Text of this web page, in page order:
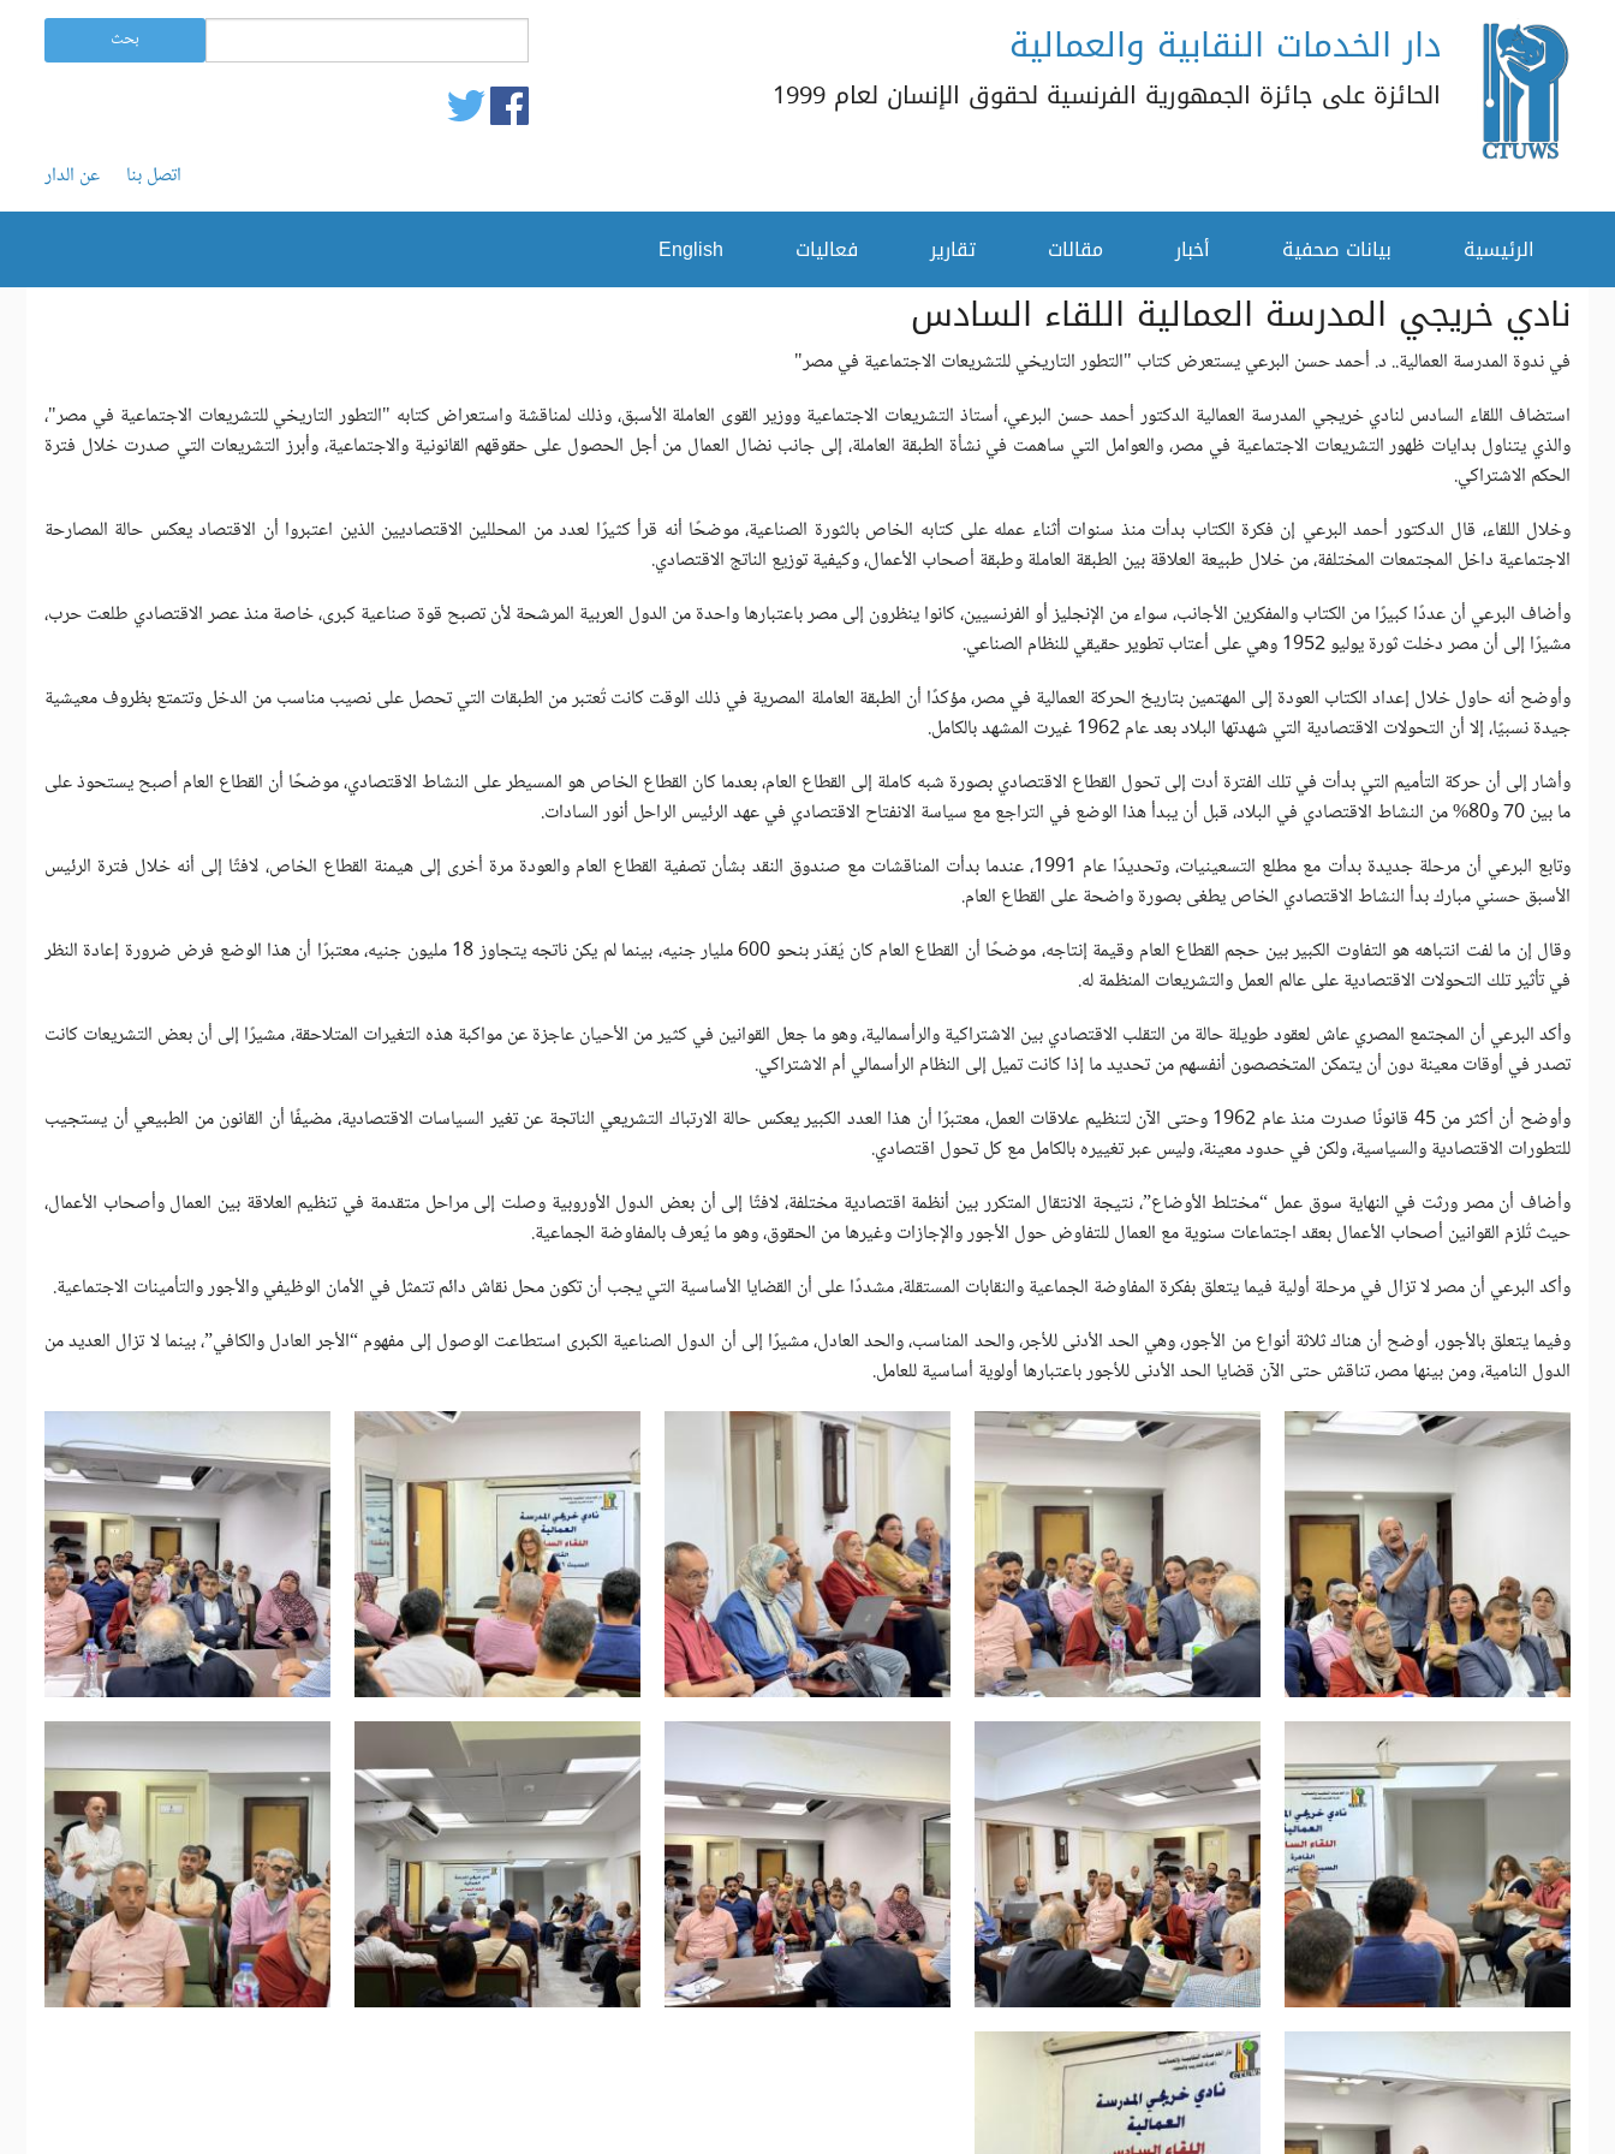
تجاوز إلى المحتوى الرئيسيدار الخدمات النقابية والعمالية
الحائزة على جائزة الجمهورية الفرنسية لحقوق الإنسان لعام 1999
بحث
اتصل بنا عن الدار
الرئيسية بيانات صحفية أخبار مقالات تقارير فعاليات English
نادي خريجي المدرسة العمالية اللقاء السادس
في ندوة المدرسة العمالية.. د. أحمد حسن البرعي يستعرض كتاب "التطور التاريخي للتشريعات الاجتماعية في مصر"
استضاف اللقاء السادس لنادي خريجي المدرسة العمالية الدكتور أحمد حسن البرعي، أستاذ التشريعات الاجتماعية ووزير القوى العاملة الأسبق، وذلك لمناقشة واستعراض كتابه "التطور التاريخي للتشريعات الاجتماعية في مصر"،
والذي يتناول بدايات ظهور التشريعات الاجتماعية في مصر، والعوامل التي ساهمت في نشأة الطبقة العاملة، إلى جانب نضال العمال من أجل الحصول على حقوقهم القانونية والاجتماعية، وأبرز التشريعات التي صدرت خلال فترة
الحكم الاشتراكي.
وخلال اللقاء، قال الدكتور أحمد البرعي إن فكرة الكتاب بدأت منذ سنوات أثناء عمله على كتابه الخاص بالثورة الصناعية، موضحًا أنه قرأ كثيرًا لعدد من المحللين الاقتصاديين الذين اعتبروا أن الاقتصاد يعكس حالة المصارحة
الاجتماعية داخل المجتمعات المختلفة، من خلال طبيعة العلاقة بين الطبقة العاملة وطبقة أصحاب الأعمال، وكيفية توزيع الناتج الاقتصادي.
وأضاف البرعي أن عددًا كبيرًا من الكتاب والمفكرين الأجانب، سواء من الإنجليز أو الفرنسيين، كانوا ينظرون إلى مصر باعتبارها واحدة من الدول العربية المرشحة لأن تصبح قوة صناعية كبرى، خاصة منذ عصر الاقتصادي طلعت حرب،
مشيرًا إلى أن مصر دخلت ثورة يوليو 1952 وهي على أعتاب تطوير حقيقي للنظام الصناعي.
وأوضح أنه حاول خلال إعداد الكتاب العودة إلى المهتمين بتاريخ الحركة العمالية في مصر، مؤكدًا أن الطبقة العاملة المصرية في ذلك الوقت كانت تُعتبر من الطبقات التي تحصل على نصيب مناسب من الدخل وتتمتع بظروف معيشية
جيدة نسبيًا، إلا أن التحولات الاقتصادية التي شهدتها البلاد بعد عام 1962 غيرت المشهد بالكامل.
وأشار إلى أن حركة التأميم التي بدأت في تلك الفترة أدت إلى تحول القطاع الاقتصادي بصورة شبه كاملة إلى القطاع العام، بعدما كان القطاع الخاص هو المسيطر على النشاط الاقتصادي، موضحًا أن القطاع العام أصبح يستحوذ على
ما بين 70 و80% من النشاط الاقتصادي في البلاد، قبل أن يبدأ هذا الوضع في التراجع مع سياسة الانفتاح الاقتصادي في عهد الرئيس الراحل أنور السادات.
وتابع البرعي أن مرحلة جديدة بدأت مع مطلع التسعينيات، وتحديدًا عام 1991، عندما بدأت المناقشات مع صندوق النقد بشأن تصفية القطاع العام والعودة مرة أخرى إلى هيمنة القطاع الخاص، لافتًا إلى أنه خلال فترة الرئيس
الأسبق حسني مبارك بدأ النشاط الاقتصادي الخاص يطغى بصورة واضحة على القطاع العام.
وقال إن ما لفت انتباهه هو التفاوت الكبير بين حجم القطاع العام وقيمة إنتاجه، موضحًا أن القطاع العام كان يُقدّر بنحو 600 مليار جنيه، بينما لم يكن ناتجه يتجاوز 18 مليون جنيه، معتبرًا أن هذا الوضع فرض ضرورة إعادة النظر
في تأثير تلك التحولات الاقتصادية على عالم العمل والتشريعات المنظمة له.
وأكد البرعي أن المجتمع المصري عاش لعقود طويلة حالة من التقلب الاقتصادي بين الاشتراكية والرأسمالية، وهو ما جعل القوانين في كثير من الأحيان عاجزة عن مواكبة هذه التغيرات المتلاحقة، مشيرًا إلى أن بعض التشريعات كانت
تصدر في أوقات معينة دون أن يتمكن المتخصصون أنفسهم من تحديد ما إذا كانت تميل إلى النظام الرأسمالي أم الاشتراكي.
وأوضح أن أكثر من 45 قانونًا صدرت منذ عام 1962 وحتى الآن لتنظيم علاقات العمل، معتبرًا أن هذا العدد الكبير يعكس حالة الارتباك التشريعي الناتجة عن تغير السياسات الاقتصادية، مضيفًا أن القانون من الطبيعي أن يستجيب
للتطورات الاقتصادية والسياسية، ولكن في حدود معينة، وليس عبر تغييره بالكامل مع كل تحول اقتصادي.
وأضاف أن مصر ورثت في النهاية سوق عمل “مختلط الأوضاع”، نتيجة الانتقال المتكرر بين أنظمة اقتصادية مختلفة، لافتًا إلى أن بعض الدول الأوروبية وصلت إلى مراحل متقدمة في تنظيم العلاقة بين العمال وأصحاب الأعمال،
حيث تُلزم القوانين أصحاب الأعمال بعقد اجتماعات سنوية مع العمال للتفاوض حول الأجور والإجازات وغيرها من الحقوق، وهو ما يُعرف بالمفاوضة الجماعية.
وأكد البرعي أن مصر لا تزال في مرحلة أولية فيما يتعلق بفكرة المفاوضة الجماعية والنقابات المستقلة، مشددًا على أن القضايا الأساسية التي يجب أن تكون محل نقاش دائم تتمثل في الأمان الوظيفي والأجور والتأمينات الاجتماعية.
وفيما يتعلق بالأجور، أوضح أن هناك ثلاثة أنواع من الأجور، وهي الحد الأدنى للأجر، والحد المناسب، والحد العادل، مشيرًا إلى أن الدول الصناعية الكبرى استطاعت الوصول إلى مفهوم “الأجر العادل والكافي”، بينما لا تزال العديد من
الدول النامية، ومن بينها مصر، تناقش حتى الآن قضايا الحد الأدنى للأجور باعتبارها أولوية أساسية للعامل.